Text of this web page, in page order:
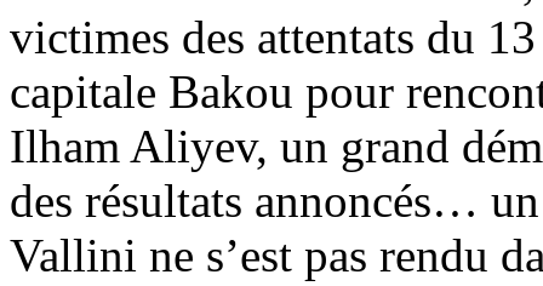
victimes des attentats du
capitale Bakou pour
Ilham Aliyev, un grand
des résultats annoncés…
Vallini ne s’est pas rendu